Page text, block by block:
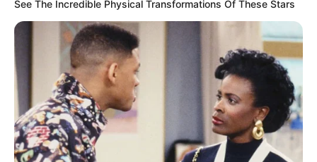
те, що український бізнесмен Дмитро Фірташ…
See The Incredible Physical Transformations Of These Stars